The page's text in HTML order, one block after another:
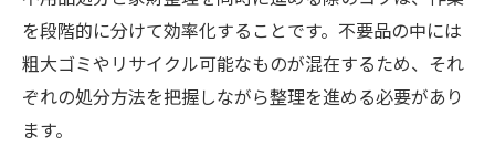
を段階的に分けて効率化することです。不要品の中には
粗大ゴミやリサイクル可能なものが混在するため、それ
ぞれの処分方法を把握しながら整理を進める必要があり
ます。